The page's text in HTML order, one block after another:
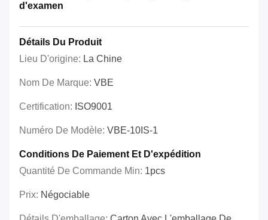
d'examen
Détails Du Produit
Lieu D'origine: La Chine
Nom De Marque: VBE
Certification: ISO9001
Numéro De Modèle: VBE-10IS-1
Conditions De Paiement Et D'expédition
Quantité De Commande Min: 1pcs
Prix: Négociable